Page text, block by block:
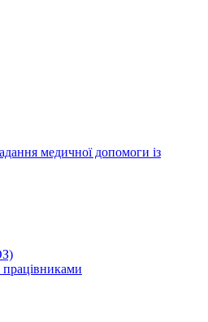
медичної допомоги із
працівниками